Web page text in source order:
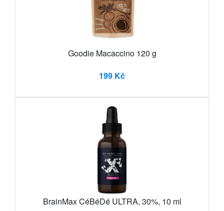
Goodie Macaccino 120 g
199 Kč
BrainMax CéBéDé ULTRA, 30%, 10 ml